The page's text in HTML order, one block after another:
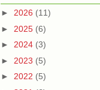
► 2026 (11)
► 2025 (6)
► 2024 (3)
► 2023 (5)
► 2022 (5)